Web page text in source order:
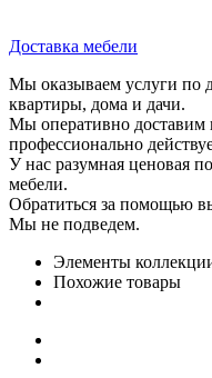
Доставка мебели
Мы оказываем услуги по
квартиры, дома и дачи.
Мы оперативно доставим
профессионально
У нас разумная ценовая
мебели.
Обратиться за помощью
Мы не подведем.
Элементы
Похожие товары